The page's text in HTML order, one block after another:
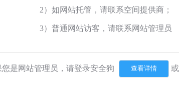
2）如网站托管，请联系空间提供商；
3）普通网站访客，请联系网站管理员
您是网站管理员，请登录安全狗 或